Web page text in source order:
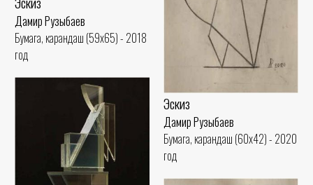
Дамир Рузыбаев
Бумага, карандаш (59x65) - 2018
год
Эскиз
Дамир Рузыбаев
Бумага, карандаш (60x42) - 2020
год